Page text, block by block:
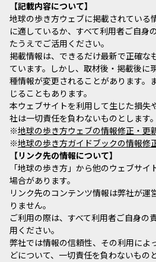
記載内容について
地球の歩き方ウェブに掲載されている
に適しているか、すべて利用者ご自身
たうえでご活用ください。
掲載情報は、できるだけ最新で正確な
ています。しかし、取材後・掲載後に
種情報が変更されることがあります。
じることもあります。
本ウェブサイトを利用して生じた損失
社は一切責任を負わないものとします。
※地球の歩き方ウェブの情報修正・更
※地球の歩き方ガイドブックの情報修
リンク先の情報について
「地球の歩き方」から他のウェブサ
場合があります。
リンク先のコンテンツ情報は弊社が運
りません。
ご利用の際は、すべて利用者ご自身の
用ください。
弊社では情報の信頼性、その利用によ
どについて、一切責任を負わないもの